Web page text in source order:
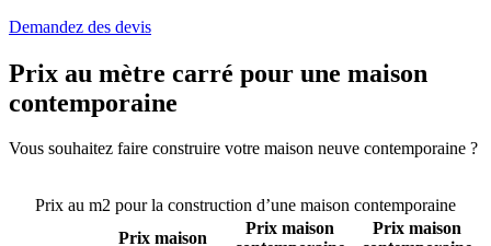
Demandez des devis
Prix au mètre carré pour une maison
contemporaine
Vous souhaitez faire construire votre maison neuve contemporaine ?
Prix au m2 pour la construction d’une maison contemporaine
Prix maison
Prix maison
Prix maison